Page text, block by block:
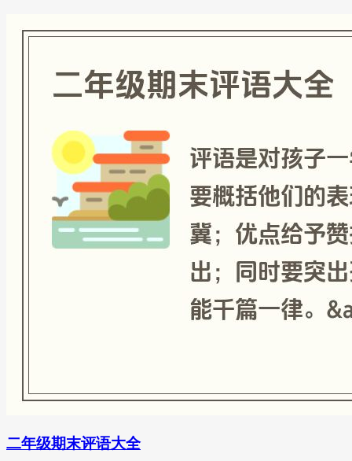
二年级期末评语大全